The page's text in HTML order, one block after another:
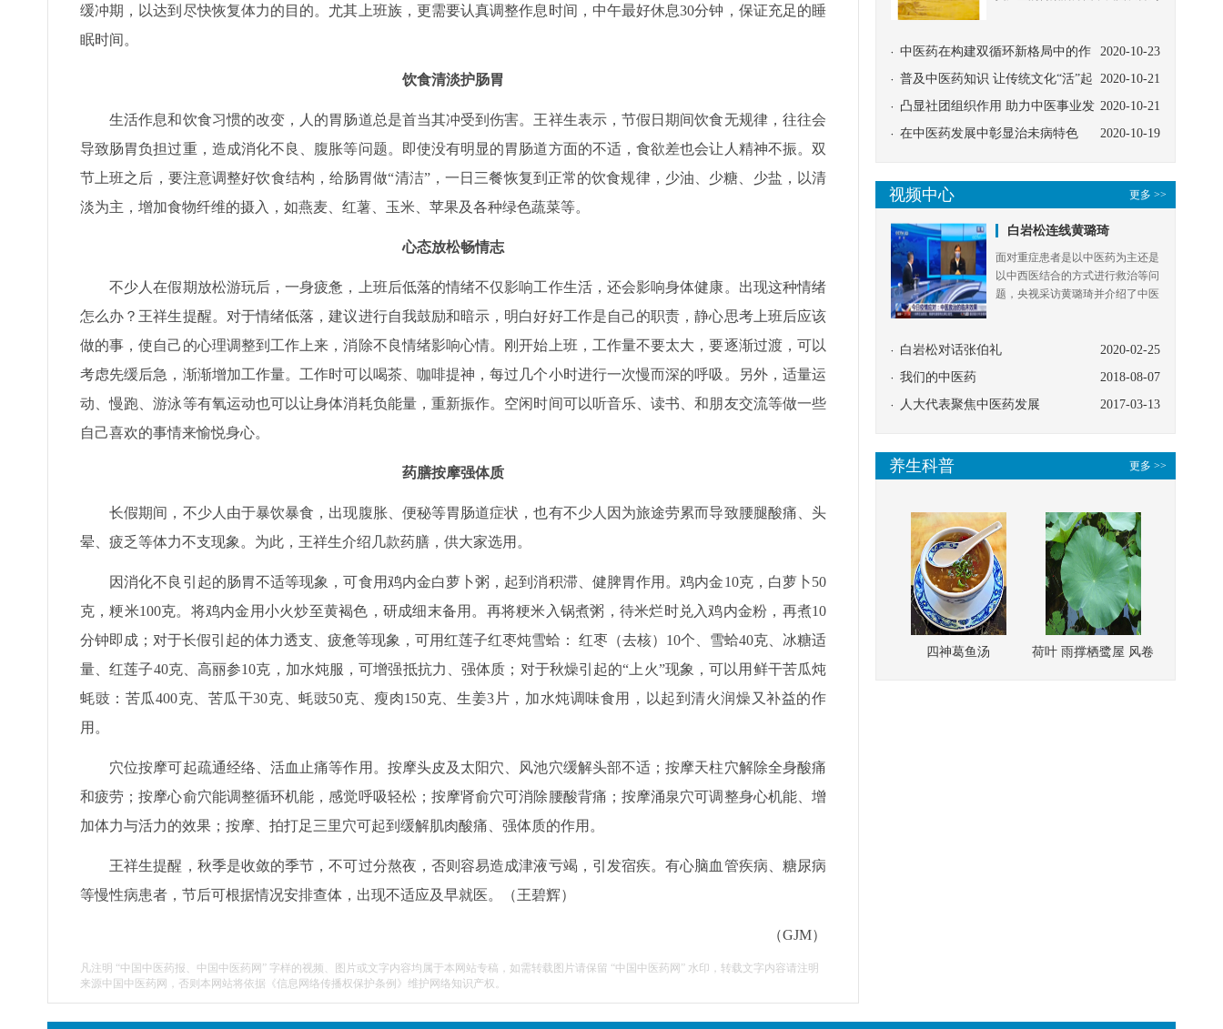
缓冲期，以达到尽快恢复体力的目的。尤其上班族，更需要认真调整作息时间，中午最好休息30分钟，保证充足的睡
眠时间。
饮食清淡护肠胃
生活作息和饮食习惯的改变，人的胃肠道总是首当其冲受到伤害。王祥生表示，节假日期间饮食无规律，往往会
导致肠胃负担过重，造成消化不良、腹胀等问题。即使没有明显的胃肠道方面的不适，食欲差也会让人精神不振。双
节上班之后，要注意调整好饮食结构，给肠胃做“清洁”，一日三餐恢复到正常的饮食规律，少油、少糖、少盐，以清
淡为主，增加食物纤维的摄入，如燕麦、红薯、玉米、苹果及各种绿色蔬菜等。
心态放松畅情志
不少人在假期放松游玩后，一身疲惫，上班后低落的情绪不仅影响工作生活，还会影响身体健康。出现这种情绪
怎么办？王祥生提醒。对于情绪低落，建议进行自我鼓励和暗示，明白好好工作是自己的职责，静心思考上班后应该
做的事，使自己的心理调整到工作上来，消除不良情绪影响心情。刚开始上班，工作量不要太大，要逐渐过渡，可以
考虑先缓后急，渐渐增加工作量。工作时可以喝茶、咖啡提神，每过几个小时进行一次慢而深的呼吸。另外，适量运
动、慢跑、游泳等有氧运动也可以让身体消耗负能量，重新振作。空闲时间可以听音乐、读书、和朋友交流等做一些
自己喜欢的事情来愉悦身心。
药膳按摩强体质
长假期间，不少人由于暴饮暴食，出现腹胀、便秘等胃肠道症状，也有不少人因为旅途劳累而导致腰腿酸痛、头
晕、疲乏等体力不支现象。为此，王祥生介绍几款药膳，供大家选用。
因消化不良引起的肠胃不适等现象，可食用鸡内金白萝卜粥，起到消积滞、健脾胃作用。鸡内金10克，白萝卜50
克，粳米100克。将鸡内金用小火炒至黄褐色，研成细末备用。再将粳米入锅煮粥，待米烂时兑入鸡内金粉，再煮10
分钟即成；对于长假引起的体力透支、疲惫等现象，可用红莲子红枣炖雪蛤： 红枣（去核）10个、雪蛤40克、冰糖适
量、红莲子40克、高丽参10克，加水炖服，可增强抵抗力、强体质；对于秋燥引起的“上火”现象，可以用鲜干苦瓜炖
蚝豉：苦瓜400克、苦瓜干30克、蚝豉50克、瘦肉150克、生姜3片，加水炖调味食用，以起到清火润燥又补益的作
用。
穴位按摩可起疏通经络、活血止痛等作用。按摩头皮及太阳穴、风池穴缓解头部不适；按摩天柱穴解除全身酸痛
和疲劳；按摩心俞穴能调整循环机能，感觉呼吸轻松；按摩肾俞穴可消除腰酸背痛；按摩涌泉穴可调整身心机能、增
加体力与活力的效果；按摩、拍打足三里穴可起到缓解肌肉酸痛、强体质的作用。
王祥生提醒，秋季是收敛的季节，不可过分熬夜，否则容易造成津液亏竭，引发宿疾。有心脑血管疾病、糖尿病
等慢性病患者，节后可根据情况安排查体，出现不适应及早就医。（王碧辉）
（GJM）
凡注明 “中国中医药报、中国中医药网” 字样的视频、图片或文字内容均属于本网站专稿，如需转载图片请保留 “中国中医药网” 水印，转载文字内容请注明
来源中国中医药网，否则本网站将依据《信息网络传播权保护条例》维护网络知识产权。